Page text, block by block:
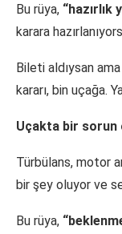
Bu rüya, “hazırlık
karara
Bileti aldıysan
kararı, bin uçağa.
Uçakta bir sorun
Türbülans, motor
bir şey oluyor ve
Bu rüya,